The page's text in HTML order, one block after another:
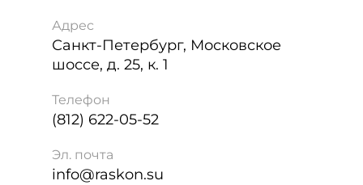
Адрес
Санкт-Петербург, Московское
шоссе, д. 25, к. 1
Телефон
(812) 622-05-52
Эл. почта
info@raskon.su